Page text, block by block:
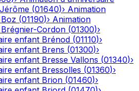
(01640)› Animation
Boz (01190)› Animation
Brégnier-Cordon (01300)›
enfant Brénod (01110)›
enfant Brens (01300)›
enfant Bresse Vallons (01340)›
enfant Bressolles (01360)›
enfant Brion (01460)›